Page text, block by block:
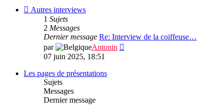
santé
Flux
Autres
interviews
Autres interviews
1 Sujets
2 Messages
Dernier message Re: Interview de la coiffeuse…
par
Antonin
07 juin 2025, 18:51
Les pages de présentations
Sujets
Messages
Dernier message